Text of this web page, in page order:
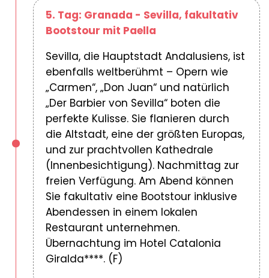
5. Tag: Granada - Sevilla, fakultativ
Bootstour mit Paella
Sevilla, die Hauptstadt Andalusiens, ist
ebenfalls weltberühmt – Opern wie
„Carmen“, „Don Juan“ und natürlich
„Der Barbier von Sevilla“ boten die
perfekte Kulisse. Sie flanieren durch
die Altstadt, eine der größten Europas,
und zur prachtvollen Kathedrale
(Innenbesichtigung). Nachmittag zur
freien Verfügung. Am Abend können
Sie fakultativ eine Bootstour inklusive
Abendessen in einem lokalen
Restaurant unternehmen.
Übernachtung im Hotel Catalonia
Giralda****. (F)